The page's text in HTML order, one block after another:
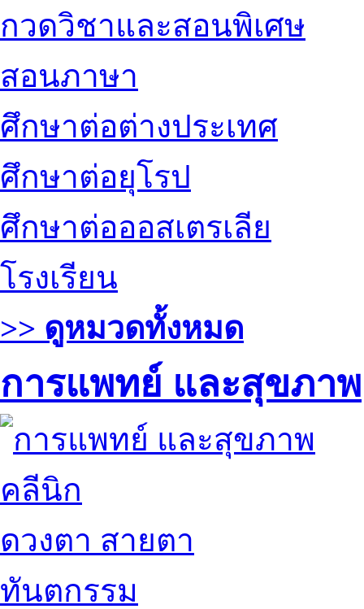
กวดวิชาและสอนพิเศษ
สอนภาษา
ศึกษาต่อต่างประเทศ
ศึกษาต่อยุโรป
ศึกษาต่อออสเตรเลีย
โรงเรียน
>> ดูหมวดทั้งหมด
การแพทย์ และสุขภาพ
คลีนิก
ดวงตา สายตา
ทันตกรรม